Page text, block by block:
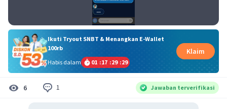
Ikuti Tryout SNBT & Menangkan E-Wallet
100rb
Habis dalam
01 :17 :29 :29
Klaim
6 1 Jawaban terverifikasi